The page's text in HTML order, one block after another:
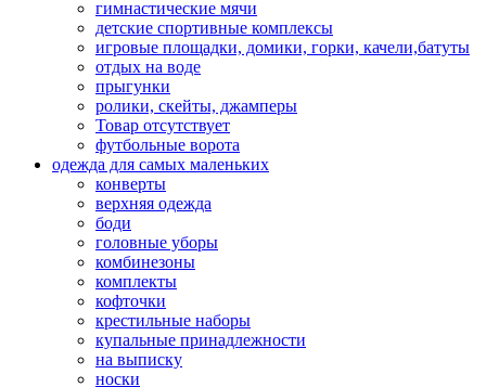
гимнастические мячи
детские спортивные комплексы
игровые площадки, домики, горки, качели,батуты
отдых на воде
прыгунки
ролики, скейты, джамперы
Товар отсутствует
футбольные ворота
одежда для самых маленьких
конверты
верхняя одежда
боди
головные уборы
комбинезоны
комплекты
кофточки
крестильные наборы
купальные принадлежности
на выписку
носки